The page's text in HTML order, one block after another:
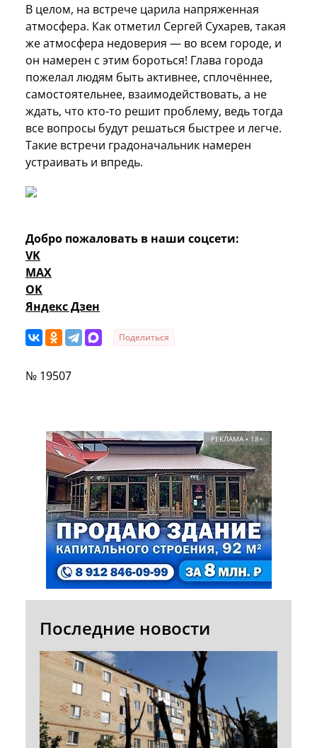
В целом, на встрече царила напряженная
атмосфера. Как отметил Сергей Сухарев, такая
же атмосфера недоверия — во всем городе, и
он намерен с этим бороться! Глава города
пожелал людям быть активнее, сплочённее,
самостоятельнее, взаимодействовать, а не
ждать, что кто-то решит проблему, ведь тогда
все вопросы будут решаться быстрее и легче.
Такие встречи градоначальник намерен
устраивать и впредь.
Добро пожаловать в наши соцсети:
VK
MAX
OK
Яндекс Дзен
Поделиться
№ 19507
РЕКЛАМА • 18+
Последние новости